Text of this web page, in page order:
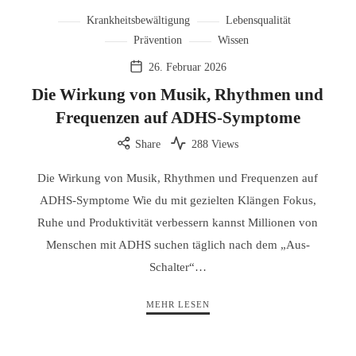
Krankheitsbewältigung
Lebensqualität
Prävention
Wissen
26. Februar 2026
Die Wirkung von Musik, Rhythmen und
Frequenzen auf ADHS-Symptome
Share 288 Views
Die Wirkung von Musik, Rhythmen und Frequenzen auf
ADHS-Symptome Wie du mit gezielten Klängen Fokus,
Ruhe und Produktivität verbessern kannst Millionen von
Menschen mit ADHS suchen täglich nach dem „Aus-
Schalter“…
MEHR LESEN